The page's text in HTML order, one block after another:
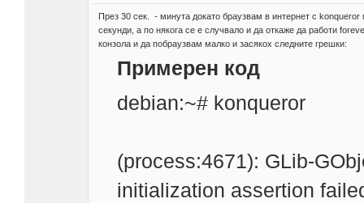
През 30 сек. - минута докато браузвам в интернет с
секунди, а по някога се е случвало и да откаже да работи
конзола и да побраузвам малко и засякох следните грешки:
Примерен код
debian:~# konqueror
(process:4671): GLib-
initialization assertion